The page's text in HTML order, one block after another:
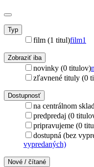
Typ
film (1 titul)film1
Zobraziť iba
novinky (0 titulov)
zľavnené tituly (0
Dostupnosť
na centrálnom
predpredaj (0
pripravujeme (0
dostupná (bez
vypredaných)
Nové / čítané